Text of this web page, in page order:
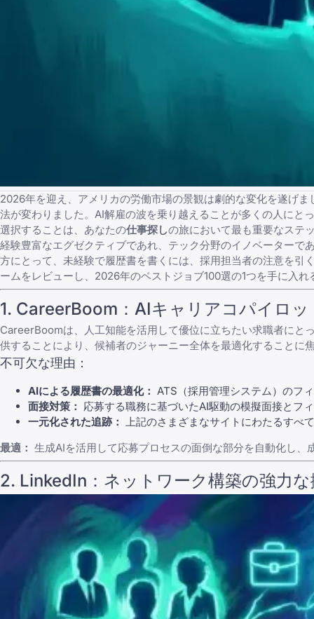
2026年を迎え、アメリカの労働市場の景観は劇的な変化を遂げ
法が変わりました。AI解雇の波を乗り越えることが多くの人にと
選択することは、あなたの仕事探しの旅において最も重要なステ
経験豊富なエグゼクティブであれ、テック分野のイノベーター
方にとって、 未経験で履歴書を書く には、採用担当者の注意を引
ームをレビューし、 2026年のベストジョブ100選の1つを手に入
1. CareerBoom ：AIキャリアコパイロッ
CareerBoomは、人工知能を活用して優位に立ちたい求職者にと
供することにより、候補者のジャーニー全体を最適化することに
不可欠な理由：
AIによる履歴書の最適化： ATS（採用管理システム）のフ
面接対策： 応募する職務に基づいたAI駆動の模擬面接とフ
一元化された追跡： 上記のさまざまなサイトにわたるすべ
最適： 生成AIを活用して応募プロセスの面倒な部分を自動化し、
2. LinkedIn ：ネットワーク構築の強力